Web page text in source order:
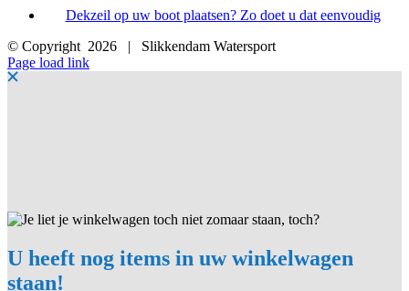
Dekzeil op uw boot plaatsen? Zo doet u dat eenvoudig
© Copyright 2026 | Slikkendam Watersport
Facebook
Instagram
LinkedIn
YouTube
X
E-
mail
Page load link
U heeft nog items in uw winkelwagen
staan!